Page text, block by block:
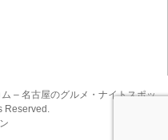
– 名古屋のグルメ・ナイトスポッ
Reserved.